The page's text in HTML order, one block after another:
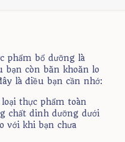
phẩm bổ dưỡng là
còn băn khoăn lo
là điều bạn cần nhớ:
thực phẩm toàn
chất dinh dưỡng dưới
với khi bạn chưa